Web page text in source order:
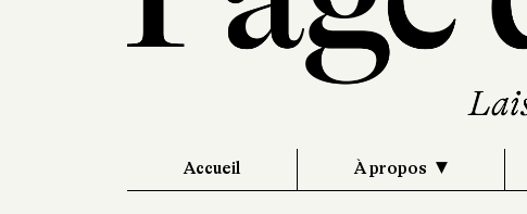
Accueil À propos